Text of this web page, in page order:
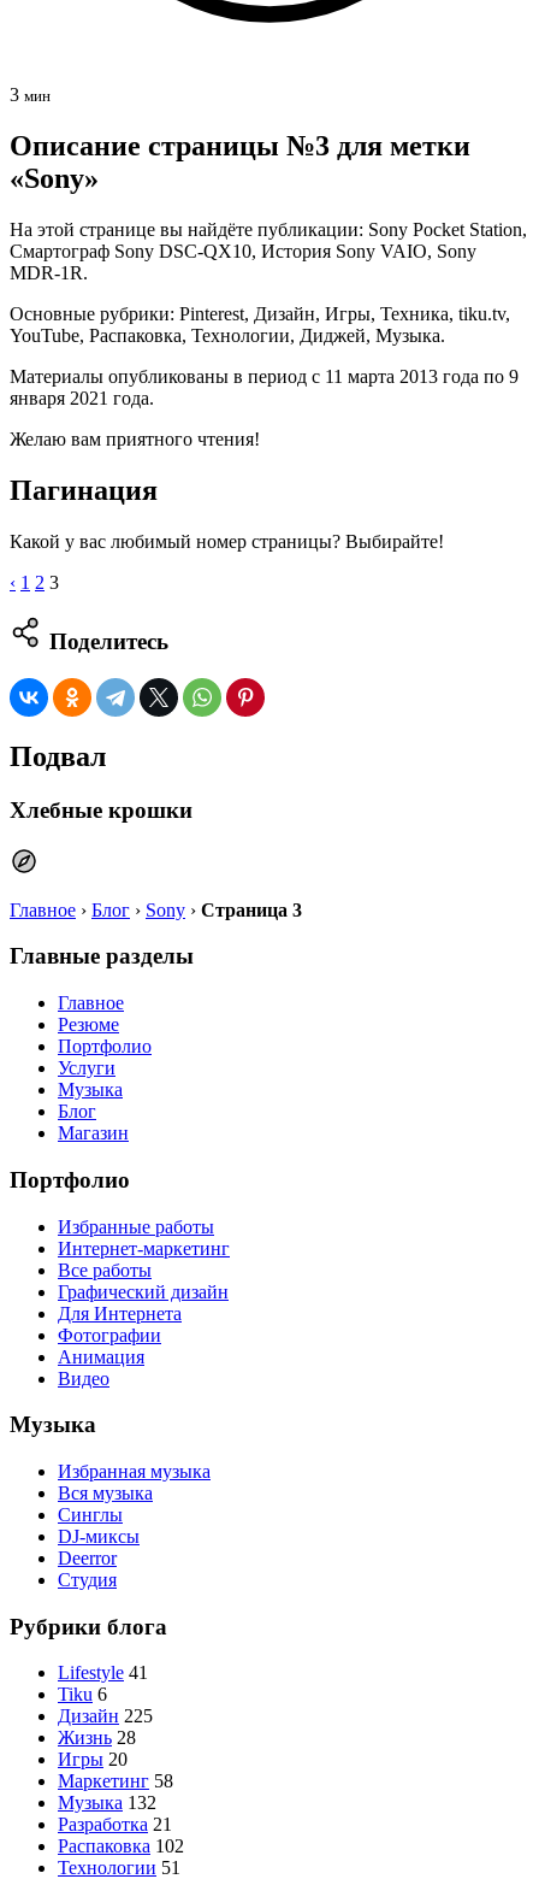
3 мин
Описание страницы №3 для метки
«Sony»
На этой странице вы найдёте публикации: Sony Pocket Station,
Смартограф Sony DSC-QX10, История Sony VAIO, Sony
MDR-1R.
Основные рубрики: Pinterest, Дизайн, Игры, Техника, tiku.tv,
YouTube, Распаковка, Технологии, Диджей, Музыка.
Материалы опубликованы в период с 11 марта 2013 года по 9
января 2021 года.
Желаю вам приятного чтения!
Пагинация
Какой у вас любимый номер страницы? Выбирайте!
Навигация
по
записям
‹ 1 2 3
Поделитесь
Подвал
Хлебные крошки
Главное › Блог › Sony › Страница 3
Главные разделы
Главное
Резюме
Портфолио
Услуги
Музыка
Блог
Магазин
Портфолио
Избранные работы
Интернет-маркетинг
Все работы
Графический дизайн
Для Интернета
Фотографии
Анимация
Видео
Музыка
Избранная музыка
Вся музыка
Синглы
DJ-миксы
Deerror
Студия
Рубрики блога
Lifestyle 41
Tiku 6
Дизайн 225
Жизнь 28
Игры 20
Маркетинг 58
Музыка 132
Разработка 21
Распаковка 102
Технологии 51